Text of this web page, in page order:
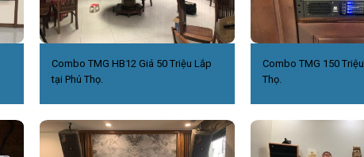
Combo TMG HB12 Giá 50 Triệu Lắp
tại Phú Thọ.
Combo TMG 150
Thọ.